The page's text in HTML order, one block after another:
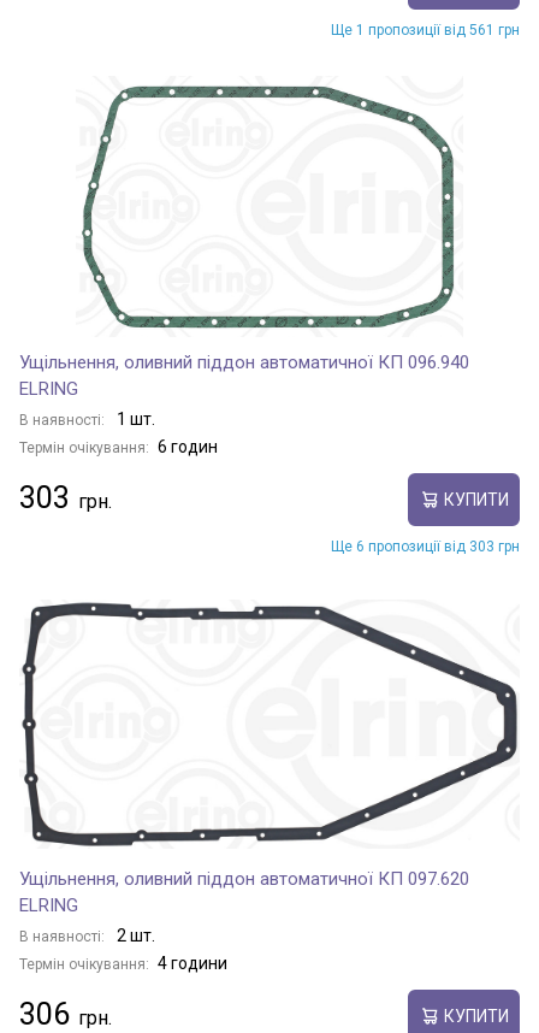
Ще 1 пропозиції від 561 грн
Ущільнення, оливний піддон автоматичної КП 096.940
ELRING
В наявності: 1 шт.
Термін очікування: 6 годин
303 КУПИТИ
Ще 6 пропозиції від 303 грн
Ущільнення, оливний піддон автоматичної КП 097.620
ELRING
В наявності: 2 шт.
Термін очікування: 4 години
306 КУПИТИ